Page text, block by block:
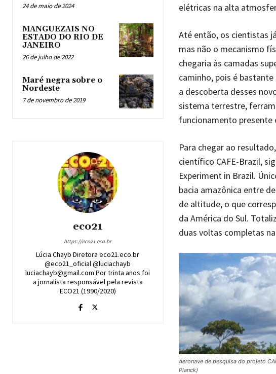
24 de maio de 2024
MANGUEZAIS NO
ESTADO DO RIO DE
JANEIRO
26 de julho de 2022
Maré negra sobre o
Nordeste
7 de novembro de 2019
eco21
https://eco21.eco.br
Lúcia Chayb Diretora eco21.eco.br
@eco21_oficial @luciachayb
luciachayb@gmail.com Por trinta anos foi
a jornalista responsável pela revista
ECO21 (1990/2020)
elétricas na alta
Até então, os cientistas
mas não o mecanismo
chegaria às camadas
caminho, pois é
a descoberta desses
sistema terrestre,
funcionamento
Para chegar ao
científico CAFE-Brazil,
Experiment in Brazil.
bacia amazônica entre
de altitude, o que
da América do Sul.
duas voltas completas
Aeronave de pesquisa do projeto
Planck)